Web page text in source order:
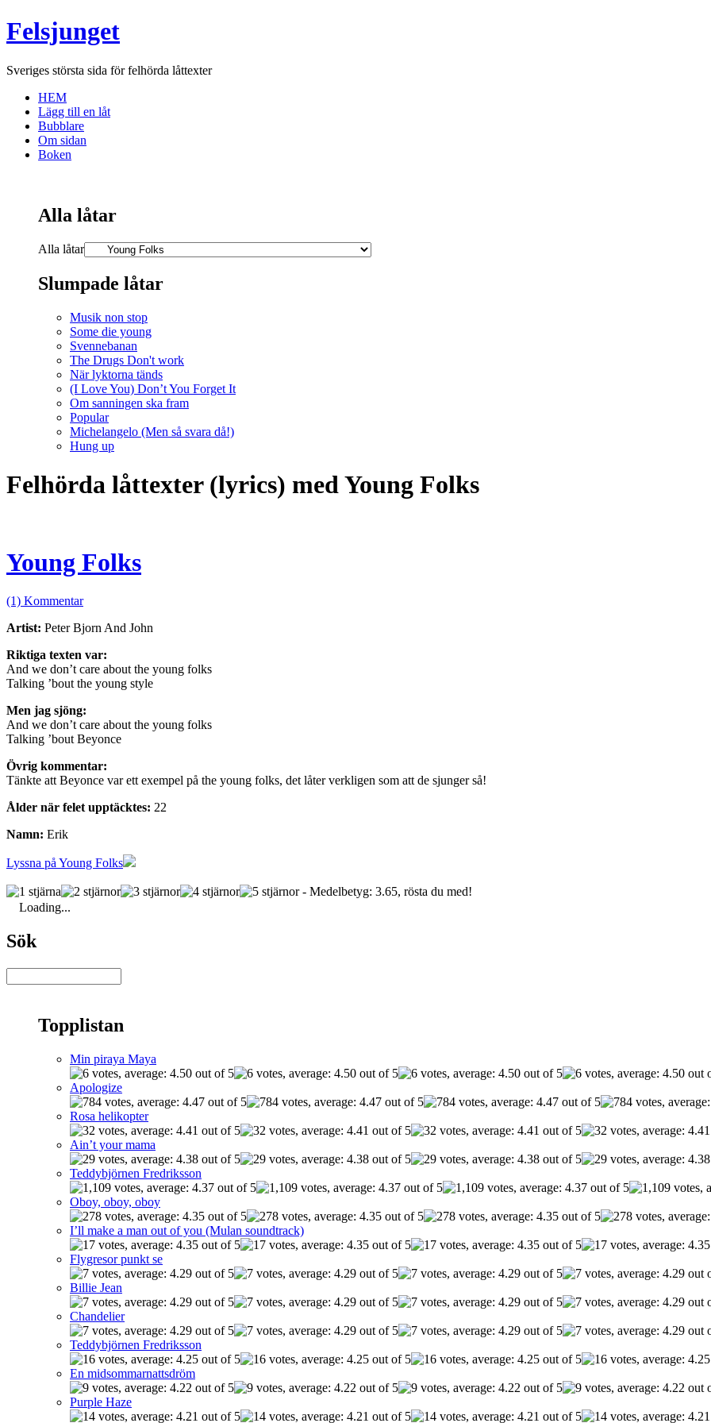
Felsjunget
Sveriges största sida för felhörda låttexter
HEM
Lägg till en låt
Bubblare
Om sidan
Boken
Alla låtar
Alla låtar
Slumpade låtar
Musik non stop
Some die young
Svennebanan
The Drugs Don't work
När lyktorna tänds
(I Love You) Don’t You Forget It
Om sanningen ska fram
Popular
Michelangelo (Men så svara då!)
Hung up
Felhörda låttexter (lyrics) med Young Folks
Young Folks
(1) Kommentar
Artist: Peter Bjorn And John
Riktiga texten var:
And we don’t care about the young folks
Talking ’bout the young style
Men jag sjöng:
And we don’t care about the young folks
Talking ’bout Beyonce
Övrig kommentar:
Tänkte att Beyonce var ett exempel på the young folks, det låter verkligen som att de sjunger så!
Ålder när felet upptäcktes: 22
Namn: Erik
Lyssna på Young Folks
- Medelbetyg: 3.65, rösta du med!
Loading...
Sök
Topplistan
Min piraya Maya
Apologize
Rosa helikopter
Ain’t your mama
Teddybjörnen Fredriksson
Oboy, oboy, oboy
I’ll make a man out of you (Mulan soundtrack)
Flygresor punkt se
Billie Jean
Chandelier
Teddybjörnen Fredriksson
En midsommarnattsdröm
Purple Haze